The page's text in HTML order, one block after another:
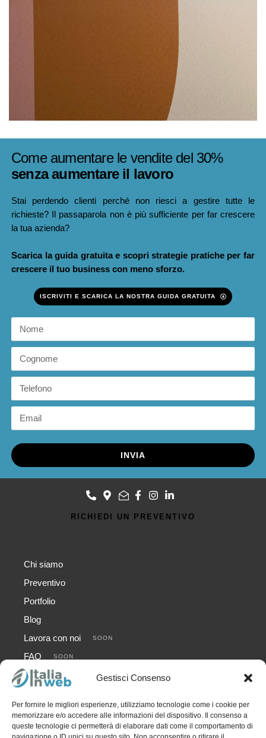
Gestisci Consenso
Per fornire le migliori esperienze, utilizziamo tecnologie come i cookie per
memorizzare e/o accedere alle informazioni del dispositivo. Il consenso a
queste tecnologie ci permetterà di elaborare dati come il comportamento di
Come aumentare le vendite del 30%
senza aumentare il lavoro
Stai perdendo clienti perché non riesci a gestire tutte le
richieste? Il passaparola non è più sufficiente per far crescere
la tua azienda?
Scarica la guida gratuita e scopri strategie pratiche per far
crescere il tuo business con meno sforzo.
ISCRIVITI E SCARICA LA NOSTRA GUIDA GRATUITA
INVIA
RICHIEDI UN PREVENTIVO
Chi siamo
Preventivo
Portfolio
Blog
Lavora con noi
SOON
FAQ SOON
Contatti